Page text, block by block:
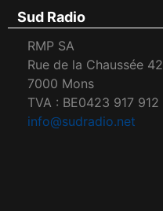
Sud Radio
RMP SA
Rue de la Chaussée 42
7000 Mons
TVA : BE0423 917 912
info@sudradio.net